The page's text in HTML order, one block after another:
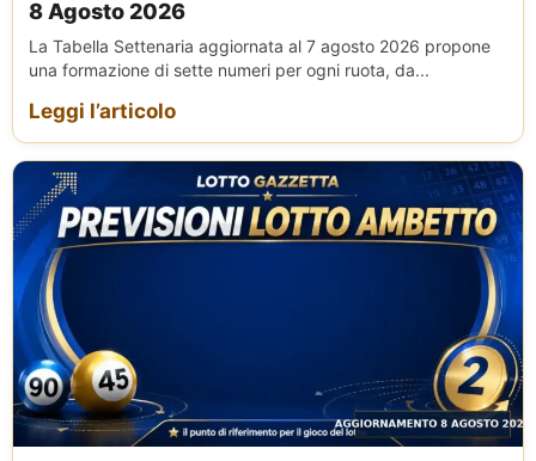
8 Agosto 2026
La Tabella Settenaria aggiornata al 7 agosto 2026 propone
una formazione di sette numeri per ogni ruota, da...
Leggi l’articolo